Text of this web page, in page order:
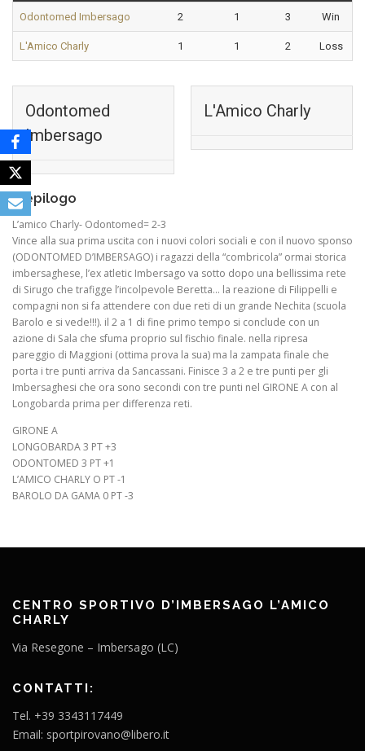
Odontomed Imbersago 2 1 3 Win
L'Amico Charly 1 1 2 Loss
Odontomed
Imbersago
L'Amico Charly
Riepilogo
L’amico Charly- Odontomed= 2-3
Vince alla sua prima uscita con i nuovi colori sociali e con il nuovo sponso
(ODONTOMED D’IMBERSAGO) i ragazzi della “combricola” ormai storica
imbersaghese, l’ex atletic Imbersago va sotto dopo una bellissima rete
di Sirugo che trafigge l’incolpevole Beretta… la reazione di Filippelli e
compagni non si fa attendere con due reti di un grande Nechita (scuola
Barolo e si vede!!!). il 2 a 1 di fine primo tempo si conclude con un
azione di Sala che sfuma proprio sul fischio finale. nella ripresa
pareggio di Maggioni (ottima prova la sua) ma la zampata finale che
porta i tre punti arriva da Sancassani. Finisce 3 a 2 e tre punti per gli
Imbersaghesi che ora sono secondi con tre punti nel GIRONE A con al
Longobarda prima per differenza reti.
GIRONE A
LONGOBARDA 3 PT +3
ODONTOMED 3 PT +1
L’AMICO CHARLY O PT -1
BAROLO DA GAMA 0 PT -3
CENTRO SPORTIVO D’IMBERSAGO L’AMICO
CHARLY
Via Resegone – Imbersago (LC)
CONTATTI:
Tel. +39 3343117449
Email: sportpirovano@libero.it